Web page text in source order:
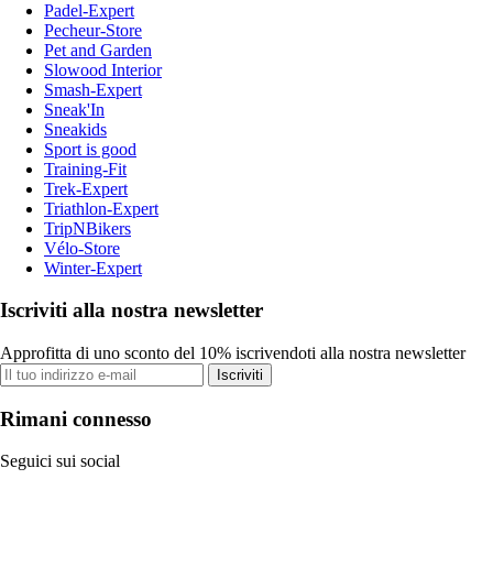
Padel-Expert
Pecheur-Store
Pet and Garden
Slowood Interior
Smash-Expert
Sneak'In
Sneakids
Sport is good
Training-Fit
Trek-Expert
Triathlon-Expert
TripNBikers
Vélo-Store
Winter-Expert
Iscriviti alla nostra newsletter
Approfitta di uno sconto del 10% iscrivendoti alla nostra newsletter
Iscriviti
Rimani connesso
Seguici sui social